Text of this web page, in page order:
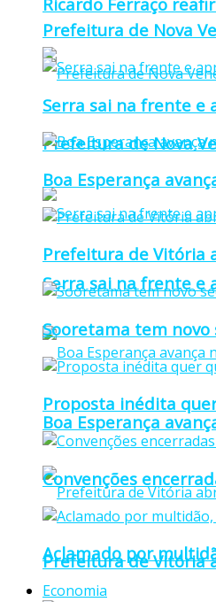
Prefeitura de Nova
Serra sai na frente e
Boa Esperança
Prefeitura de Vitória
Prefeitura de Nova
Serra sai na frente e
Boa Esperança
Prefeitura de Vitória
Sooretama tem novo
Proposta inédita
Convenções
Aclamado por
Economia